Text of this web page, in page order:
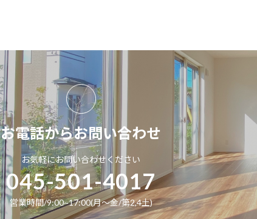
お電話からお問い合わせ
お気軽にお問い合わせください
045-501-4017
営業時間/9:00~17:00(月～金/第2,4土)